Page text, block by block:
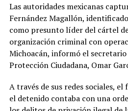
Las autoridades mexicanas
Fernández Magallón,
como presunto líder del cártel de
organización criminal con
Michoacán, informó el secretario
Protección Ciudadana, Omar
A través de sus redes sociales,
el detenido contaba con una